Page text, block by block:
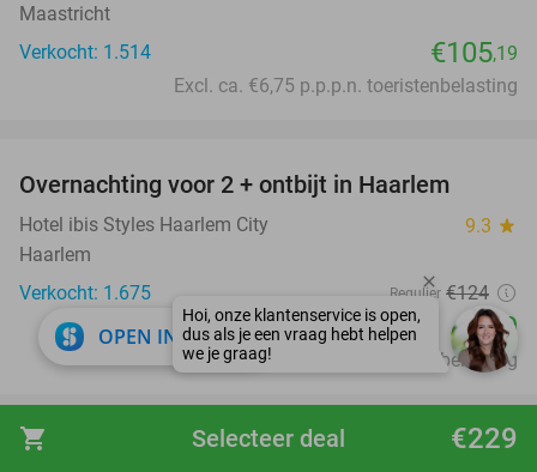
shopping_cart €229
Selecteer deal
Maastricht
Verkocht: 1.514
€105,19
Excl. ca. €6,75 p.p.p.n. toeristenbelasting
Overnachting voor 2 + ontbijt in Haarlem
Hotel ibis Styles Haarlem City 9.3 star
Haarlem
Verkocht: 1.675
Regulier €124
€99
Excl. ca. €6 p.p.p.n. toeristenbelasting
favorite_border
Overnachting voor 2 + evt. ontbijt en 3-
OPEN IN APP close